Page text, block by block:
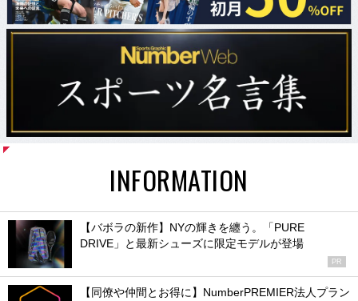
INFORMATION
【バボラの新作】NYの輝きを纏う。「PURE
DRIVE」と最新シューズに限定モデルが登場
PR
【同僚や仲間とお得に】NumberPREMIER法人プラン